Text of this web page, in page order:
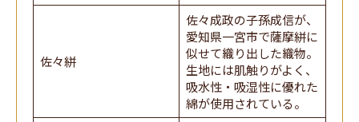
佐々絣
佐々成政の子孫成信が、
愛知県一宮市で薩摩絣に
似せて織り出した織物。
生地には肌触りがよく、
吸水性・吸湿性に優れた
綿が使用されている。